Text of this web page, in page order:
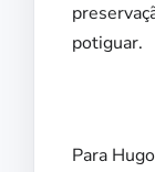
potiguar.
Para